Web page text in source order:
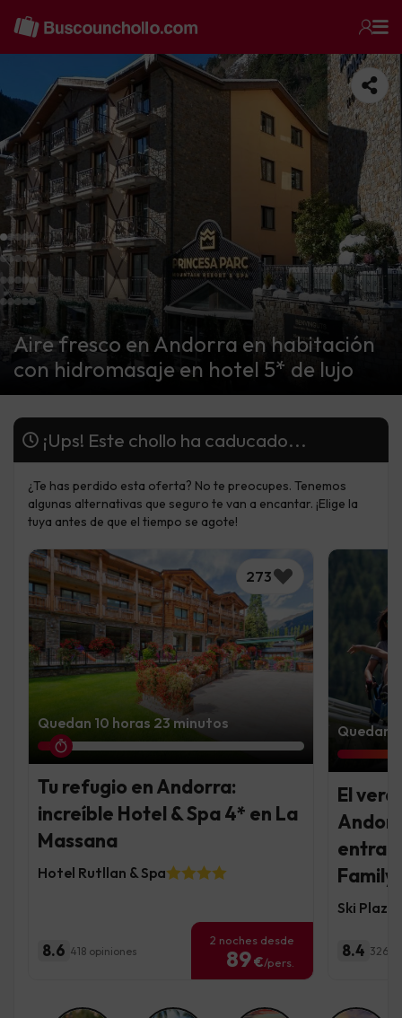
Aire fresco en Andorra en habitación
con hidromasaje en hotel 5* de lujo
¡Ups! Este chollo ha caducado...
¿Te has perdido esta oferta? No te preocupes. Tenemos
algunas alternativas que seguro te van a encantar. ¡Elige la
tuya antes de que el tiempo se agote!
273
Quedan 10 horas 23 minutos
Tu refugio en Andorra:
increíble Hotel & Spa 4* en La
Massana
Hotel Rutllan & Spa
8.6 418 opiniones
2 noches desde
89€/pers.
Quedan
El
Family
Ski
8.4 3269